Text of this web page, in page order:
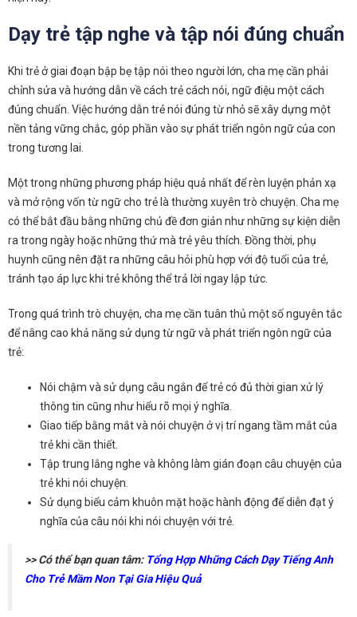
Dạy trẻ tập nghe và tập nói đúng chuẩn
Khi trẻ ở giai đoạn bập bẹ tập nói theo người lớn, cha mẹ cần phải
chỉnh sửa và hướng dẫn về cách trẻ cách nói, ngữ điệu một cách
đúng chuẩn. Việc hướng dẫn trẻ nói đúng từ nhỏ sẽ xây dựng một
nền tảng vững chắc, góp phần vào sự phát triển ngôn ngữ của con
trong tương lai.
Một trong những phương pháp hiệu quả nhất để rèn luyện phản xạ
và mở rộng vốn từ ngữ cho trẻ là thường xuyên trò chuyện. Cha mẹ
có thể bắt đầu bằng những chủ đề đơn giản như những sự kiện diễn
ra trong ngày hoặc những thứ mà trẻ yêu thích. Đồng thời, phụ
huynh cũng nên đặt ra những câu hỏi phù hợp với độ tuổi của trẻ,
tránh tạo áp lực khi trẻ không thể trả lời ngay lập tức.
Trong quá trình trò chuyện, cha mẹ cần tuân thủ một số nguyên tắc
để nâng cao khả năng sử dụng từ ngữ và phát triển ngôn ngữ của
trẻ:
Nói chậm và sử dụng câu ngắn để trẻ có đủ thời gian xử lý
thông tin cũng như hiểu rõ mọi ý nghĩa.
Giao tiếp bằng mắt và nói chuyện ở vị trí ngang tầm mắt của
trẻ khi cần thiết.
Tập trung lắng nghe và không làm gián đoạn câu chuyện của
trẻ khi nói chuyện.
Sử dụng biểu cảm khuôn mặt hoặc hành động để diễn đạt ý
nghĩa của câu nói khi nói chuyện với trẻ.
>> Có thể bạn quan tâm: Tổng Hợp Những Cách Dạy Tiếng Anh
Cho Trẻ Mầm Non Tại Gia Hiệu Quả